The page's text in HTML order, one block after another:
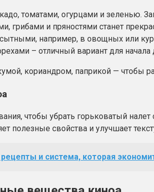
томатами, огурцами и
грибами и пряностями станет
например, в овощных или
– отличный вариант для начала
кориандром, паприкой — чтобы
чтобы убрать горьковатый
полезные свойства и улучшает
рецепты и система, которая